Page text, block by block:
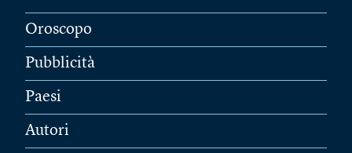
Oroscopo
Pubblicità
Paesi
Autori